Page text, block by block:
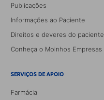
Publicações
Informações ao Paciente
Direitos e deveres do paciente
Conheça o Moinhos Empresas
SERVIÇOS DE APOIO
Farmácia